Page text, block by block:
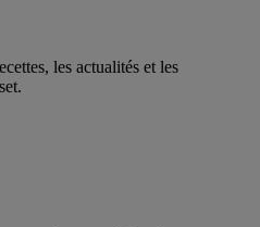
les actualités et les